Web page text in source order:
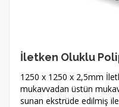
İletken Oluklu
1250 x 1250 x 2,5mm
mukavvadan üstün
sunan ekstrüde edilmiş